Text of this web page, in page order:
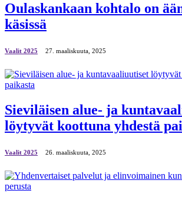
Oulaskankaan kohtalo on
käsissä
Vaalit 2025 27. maaliskuuta, 2025
Sieviläisen alue- ja
löytyvät koottuna yhdestä
Vaalit 2025 26. maaliskuuta, 2025